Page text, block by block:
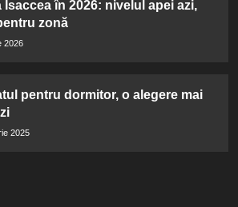
în 2026: nivelul apei azi,
zonă
2026
pentru dormitor, o alegere mai
2025